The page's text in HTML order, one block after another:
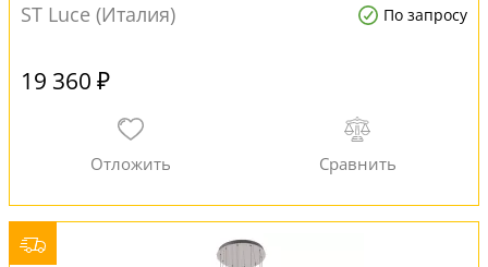
ST Luce (Италия) По запросу
19 360 ₽